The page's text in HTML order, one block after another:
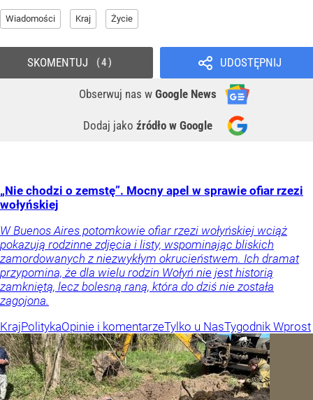
Wiadomości Kraj Życie
UDOSTĘPNIJ
Obserwuj nas w Google News
Dodaj jako źródło w Google
SKOMENTUJ 4
„Nie chodzi o zemstę”. Mocny apel w sprawie ofiar rzezi
wołyńskiej
W Buenos Aires potomkowie ofiar rzezi wołyńskiej wciąż
pokazują rodzinne zdjęcia i listy, wspominając bliskich
zamordowanych z niezwykłym okrucieństwem. Ich dramat
przypomina, że dla wielu rodzin Wołyń nie jest historią
zamkniętą, lecz bolesną raną, która do dziś nie została
zagojona.
KrajPolitykaOpinie i komentarzeTylko u NasTygodnik Wprost